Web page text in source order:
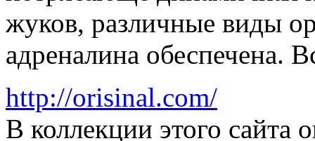
жуков, различные виды
адреналина обеспечена.
http://orisinal.com/
В коллекции этого